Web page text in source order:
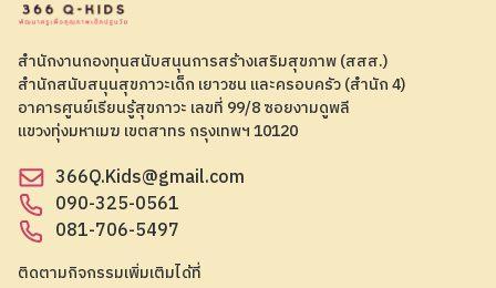
สำนักงานกองทุนสนับสนุนการสร้างเสริมสุขภาพ (สสส.)
สำนักสนับสนุนสุขภาวะเด็ก เยาวชน และครอบครัว (สำนัก 4)
อาคารศูนย์เรียนรู้สุขภาวะ เลขที่ 99/8 ซอยงามดูพลี
แขวงทุ่งมหาเมฆ เขตสาทร กรุงเทพฯ 10120
366Q.Kids@gmail.com
090-325-0561
081-706-5497
ติดตามกิจกรรมเพิ่มเติมได้ที่